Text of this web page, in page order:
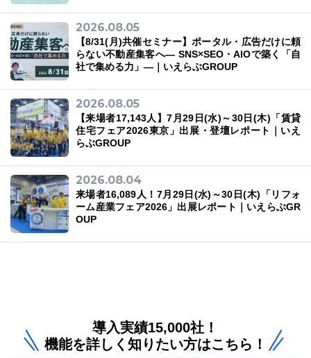
2026.08.05
【8/31(月)共催セミナー】ポータル・広告だけに頼
らない不動産集客へ― SNS×SEO・AIOで築く「自
社で集める力」―｜いえらぶGROUP
2026.08.05
【来場者17,143人】7月29日(水)～30日(木)「賃貸
住宅フェア2026東京」出展・登壇レポート｜いえ
らぶGROUP
2026.08.04
来場者16,089人！7月29日(水)～30日(木)「リフォ
ーム産業フェア2026」出展レポート｜いえらぶGR
OUP
導入実績15,000社！
機能を詳しく知りたい方はこちら！